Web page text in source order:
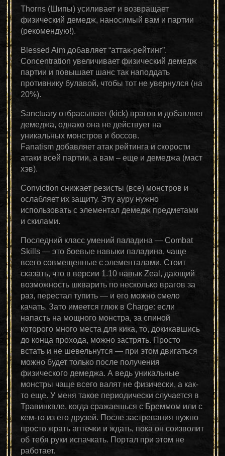
Thorns (Шипы) усиливает и возвращает
физический демедж, наносимый вам и партии
(рекомендую!).
Blessed Aim добавляет “аттак-рейтинг”.
Concentration увеличивает физический демедж
партии и повышает шанс так наподдать
противнику булавой, чтобы тот не увернулся (на
20%).
Sanctuary отбрасывает (kick) врагов и добавляет
демеджа, однако она не действует на
уникальных монстров и боссов.
Fanatism добавляет атак рейтинга и скорости
атаки всей партии, а вам – еще и демеджа (маст
хэв).
Conviction снижает резисты (все) монстров и
ослабляет их защиту. Эту ауру нужно
использовать с элементал демедж предметами
и скилами.
Последний класс умений паладина — Combat
Skills — это боевые навыки паладина, чаще
всего совмещенные с элементалами. Стоит
сказать, что в версии 1.10 навык Zeal, дающий
возможность шкварить по несколько врагов за
раз, перестал тупить — и его можно смело
качать. Зато имеется глюк в Charge: если
напасть на мощного монстра, за спиной
которого много места для кика, то, докикавшись
до конца прохода, можно застрять. Просто
встать и не шевельнутся — при этом двигаться
можно будет только после получения
физического демеджа. А ведь уникальные
монстры чаще всего валят не физически, а как-
то еще. У меня такое периодически случается в
Травинквле, когда сражаешься с Бреммом или с
кем-то из его друзей. После застревания нужно
просто жрать аптечки и ждать, пока он соизволит
об тебя руки испачкать. Портал при этом не
работает.